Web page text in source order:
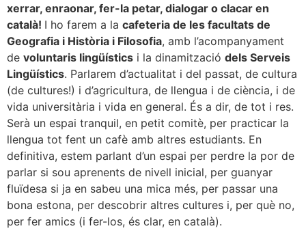
xerrar, enraonar, fer-la petar, dialogar o clacar en
català! I ho farem a la cafeteria de les facultats de
Geografia i Història i Filosofia, amb l’acompanyament
de voluntaris lingüístics i la dinamització dels Serveis
Lingüístics. Parlarem d’actualitat i del passat, de cultura
(de cultures!) i d’agricultura, de llengua i de ciència, i de
vida universitària i vida en general. És a dir, de tot i res.
Serà un espai tranquil, en petit comitè, per practicar la
llengua tot fent un cafè amb altres estudiants. En
definitiva, estem parlant d’un espai per perdre la por de
parlar si sou aprenents de nivell inicial, per guanyar
fluïdesa si ja en sabeu una mica més, per passar una
bona estona, per descobrir altres cultures i, per què no,
per fer amics (i fer-los, és clar, en català).